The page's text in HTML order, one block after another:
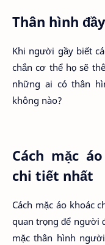
Thân hình
Khi người gầy biết
chắn cơ thể họ sẽ
những ai có thân
không nào?
Cách mặc
chi tiết nhất
Cách mặc áo khoác
quan trọng để người
mặc thân hình